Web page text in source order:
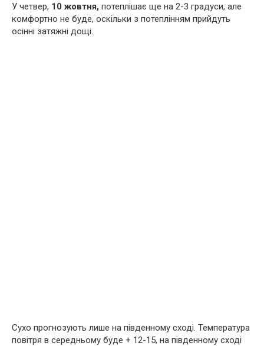
У четвер, 10 жовтня, потеплішає ще на 2-3 градуси, але
комфортно не буде, оскільки з потеплінням прийдуть
осінні затяжні дощі.
Сухо прогнозують лише на південному сході. Температура
повітря в середньому буде + 12-15, на південному сході